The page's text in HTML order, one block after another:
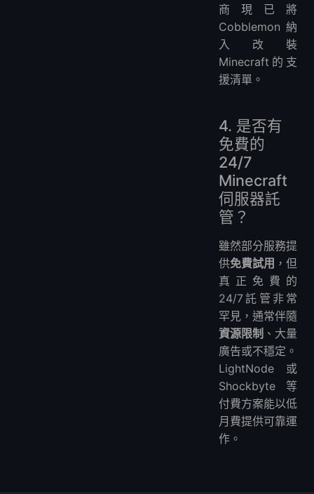
商現已將
Cobblemon納
入改裝
Minecraft的支
援清單。
4. 是否有
免費的
24/7
Minecraft
伺服器託
管？
雖然部分服務提
供免費試用 ，但
真正免費的
24/7託管非常
罕見，通常伴隨
資源限制 、大量
廣告或不穩定。
LightNode或
Shockbyte等
付費方案能以低
月費提供可靠運
作。